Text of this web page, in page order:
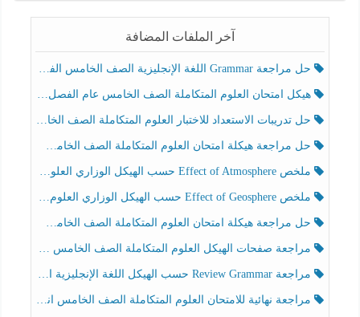
آخر الملفات المضافة
حل مراجعة Grammar اللغة الإنجليزية الصف الخامس الفصل الثالث
هيكل امتحان العلوم المتكاملة الصف الخامس عام الفصل الدراسي الثالث 2025-2026
حل تدريبات الاستعداد للاختبار العلوم المتكاملة الصف الخامس عام الفصل الثالث
حل مراجعة هيكلة امتحان العلوم المتكاملة الصف الخامس انسبير الفصل الثالث
ملخص Effect of Atmosphere حسب الهيكل الوزاري العلوم المتكاملة الصف الخامس انسبير الفصل الثالث
ملخص Effect of Geosphere حسب الهيكل الوزاري العلوم المتكاملة الصف الخامس انسبير الفصل الثالث
حل مراجعة هيكلة امتحان العلوم المتكاملة الصف الخامس عام الفصل الثالث
مراجعة صفحات الهيكل العلوم المتكاملة الصف الخامس انسبير الفصل الثالث
مراجعة Review Grammar حسب الهيكل اللغة الإنجليزية الصف الخامس الفصل الثالث
مراجعة نهائية للامتحان العلوم المتكاملة الصف الخامس انسبير الفصل الثالث